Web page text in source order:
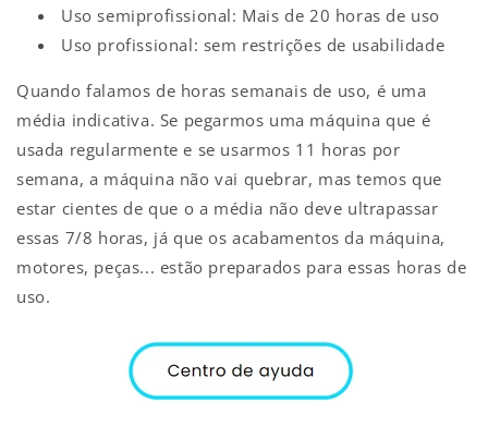
Uso semiprofissional: Mais de 20 horas de uso
Uso profissional: sem restrições de usabilidade
Quando falamos de horas semanais de uso, é uma
média indicativa. Se pegarmos uma máquina que é
usada regularmente e se usarmos 11 horas por
semana, a máquina não vai quebrar, mas temos que
estar cientes de que o a média não deve ultrapassar
essas 7/8 horas, já que os acabamentos da máquina,
motores, peças... estão preparados para essas horas de
uso.